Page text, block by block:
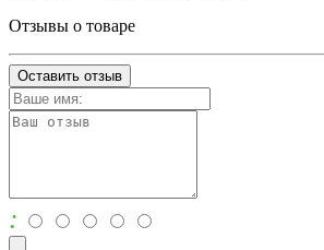
Отзывы о товаре
Оставить отзыв
: